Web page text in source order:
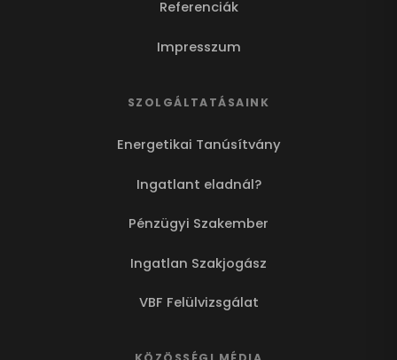
Referenciák
Impresszum
SZOLGÁLTATÁSAINK
Energetikai Tanúsítvány
Ingatlant eladnál?
Pénzügyi Szakember
Ingatlan Szakjogász
VBF Felülvizsgálat